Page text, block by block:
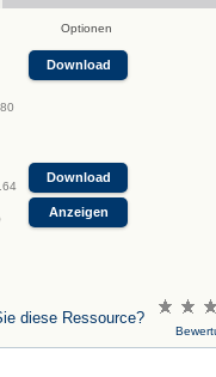
Optionen
Download
Download
Anzeigen
diese Ressource?